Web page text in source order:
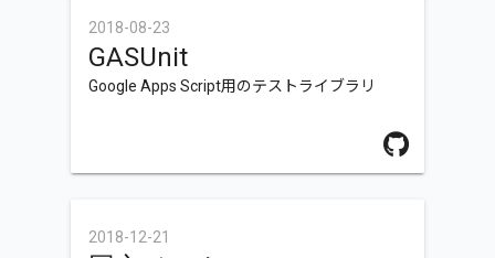
2018-08-23
GASUnit
Google Apps Script用のテストライブラリ
2018-12-21